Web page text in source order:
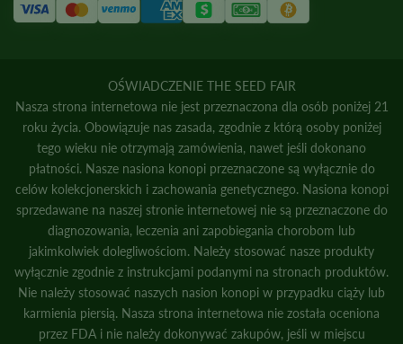
OŚWIADCZENIE THE SEED FAIR
Nasza strona internetowa nie jest przeznaczona dla osób poniżej 21
roku życia. Obowiązuje nas zasada, zgodnie z którą osoby poniżej
tego wieku nie otrzymają zamówienia, nawet jeśli dokonano
płatności. Nasze nasiona konopi przeznaczone są wyłącznie do
celów kolekcjonerskich i zachowania genetycznego. Nasiona konopi
sprzedawane na naszej stronie internetowej nie są przeznaczone do
diagnozowania, leczenia ani zapobiegania chorobom lub
jakimkolwiek dolegliwościom. Należy stosować nasze produkty
wyłącznie zgodnie z instrukcjami podanymi na stronach produktów.
Nie należy stosować naszych nasion konopi w przypadku ciąży lub
karmienia piersią. Nasza strona internetowa nie została oceniona
przez FDA i nie należy dokonywać zakupów, jeśli w miejscu